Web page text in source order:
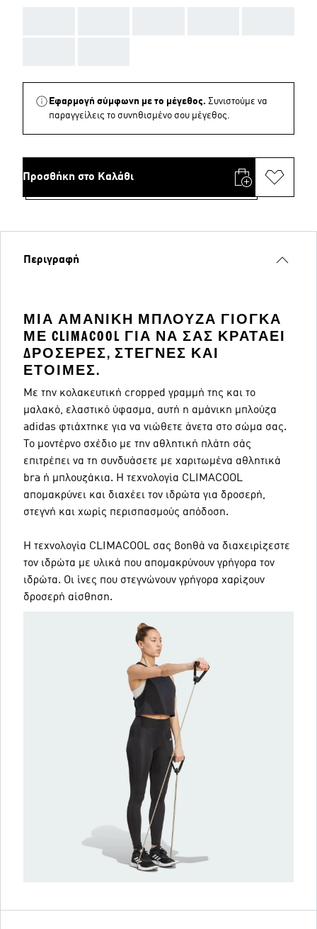
Εφαρμογή σύμφωνη με το μέγεθος. Συνιστούμε να
παραγγείλεις το συνηθισμένο σου μέγεθος.
Προσθήκη στο Καλάθι
Περιγραφή
ΜΙΑ ΑΜΆΝΙΚΗ ΜΠΛΟΎΖΑ ΓΙΌΓΚΑ
ΜΕ CLIMACOOL ΓΙΑ ΝΑ ΣΑΣ ΚΡΑΤΆΕΙ
ΔΡΟΣΕΡΈΣ, ΣΤΕΓΝΈΣ ΚΑΙ
ΈΤΟΙΜΕΣ.
Με την κολακευτική cropped γραμμή της και το
μαλακό, ελαστικό ύφασμα, αυτή η αμάνικη μπλούζα
adidas φτιάχτηκε για να νιώθετε άνετα στο σώμα σας.
Το μοντέρνο σχέδιο με την αθλητική πλάτη σάς
επιτρέπει να τη συνδυάσετε με χαριτωμένα αθλητικά
bra ή μπλουζάκια. Η τεχνολογία CLIMACOOL
απομακρύνει και διαχέει τον ιδρώτα για δροσερή,
στεγνή και χωρίς περισπασμούς απόδοση.
Η τεχνολογία CLIMACOOL σας βοηθά να διαχειρίζεστε
τον ιδρώτα με υλικά που απομακρύνουν γρήγορα τον
ιδρώτα. Οι ίνες που στεγνώνουν γρήγορα χαρίζουν
δροσερή αίσθηση.